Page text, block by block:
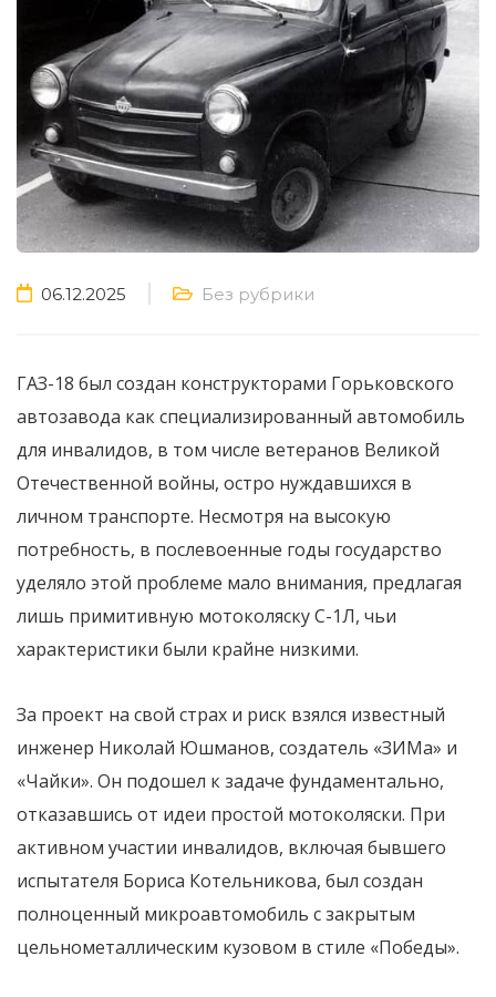
06.12.2025 Без рубрики
ГАЗ-18 был создан конструкторами Горьковского
автозавода как специализированный автомобиль
для инвалидов, в том числе ветеранов Великой
Отечественной войны, остро нуждавшихся в
личном транспорте. Несмотря на высокую
потребность, в послевоенные годы государство
уделяло этой проблеме мало внимания, предлагая
лишь примитивную мотоколяску С-1Л, чьи
характеристики были крайне низкими.
За проект на свой страх и риск взялся известный
инженер Николай Юшманов, создатель «ЗИМа» и
«Чайки». Он подошел к задаче фундаментально,
отказавшись от идеи простой мотоколяски. При
активном участии инвалидов, включая бывшего
испытателя Бориса Котельникова, был создан
полноценный микроавтомобиль с закрытым
цельнометаллическим кузовом в стиле «Победы».